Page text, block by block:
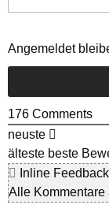
Angemeldet
176 Comments
neuste
älteste beste
Inline
Alle Kommentare